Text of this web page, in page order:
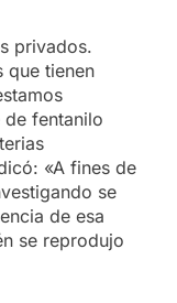
privados.
que tienen
fentanilo
«A fines de
se
de esa
se reprodujo